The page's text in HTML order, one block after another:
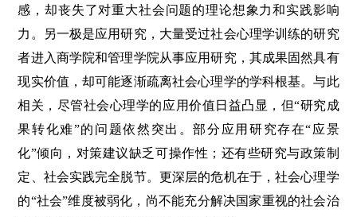
感，却丧失了对重大社会问题的理论想象力和实践影响
力。另一极是应用研究，大量受过社会心理学训练的研究
者进入商学院和管理学院从事应用研究，其成果固然具有
现实价值，却可能逐渐疏离社会心理学的学科根基。与此
相关，尽管社会心理学的应用价值日益凸显，但“研究成
果转化难”的问题依然突出。部分应用研究存在“应景
化”倾向，对策建议缺乏可操作性；还有些研究与政策制
定、社会实践完全脱节。更深层的危机在于，社会心理学
的“社会”维度被弱化，尚不能充分解决国家重视的社会治